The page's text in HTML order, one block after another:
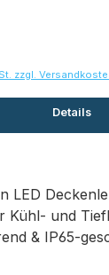
zzgl.
Details